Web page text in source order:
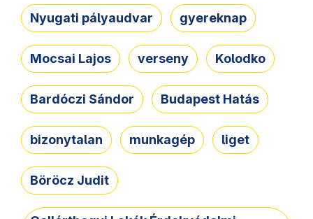
Nyugati pályaudvar gyereknap
Mocsai Lajos verseny Kolodko
Bardóczi Sándor Budapest Hatás
bizonytalan munkagép liget
Böröcz Judit